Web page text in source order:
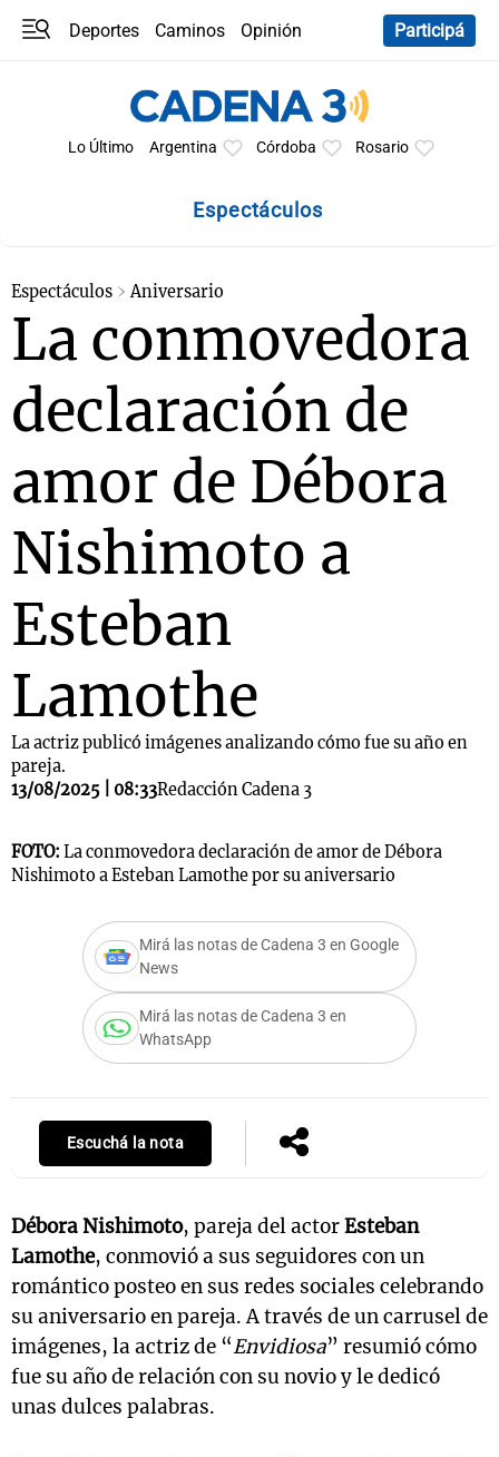
Deportes Caminos
Opinión
Participá
Lo Último Argentina Córdoba Rosario
Espectáculos
Espectáculos Aniversario
La conmovedora
declaración de
amor de Débora
Nishimoto a
Esteban
Lamothe
La actriz publicó imágenes analizando cómo fue su año en
pareja.
13/08/2025 | 08:33Redacción Cadena 3
FOTO: La conmovedora declaración de amor de Débora
Nishimoto a Esteban Lamothe por su aniversario
Mirá las notas de Cadena 3 en Google
News
Mirá las notas de Cadena 3 en
WhatsApp
Escuchá la nota
Débora Nishimoto, pareja del actorEsteban
Lamothe, conmovió a sus seguidores con un
romántico posteo en sus redes sociales celebrando
su aniversario en pareja. A través de un carrusel de
imágenes, la actriz de “Envidiosa” resumió cómo
fue su año de relación con su novio y le dedicó
unas dulces palabras.
Notas
Mundial 2026